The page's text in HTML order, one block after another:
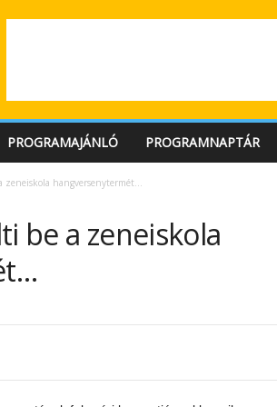
PROGRAMAJÁNLÓ PROGRAMNAPTÁR
zeneiskola hangversenytermét…
be a zeneiskola